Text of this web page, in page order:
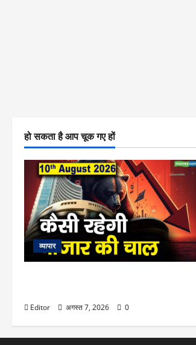
हो सकता है आप चूक गए हों
व्यापार
Editor अगस्त 7, 2026 0